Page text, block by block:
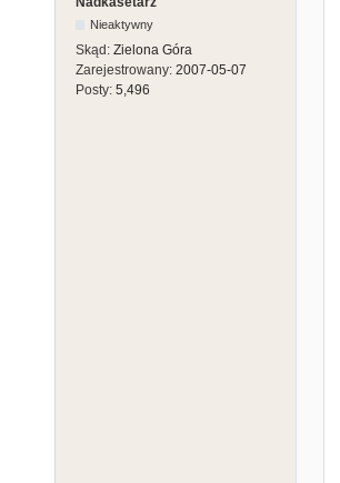
Nieaktywny
Skąd: Zielona Góra
Zarejestrowany: 2007-05-07
Posty: 5,496